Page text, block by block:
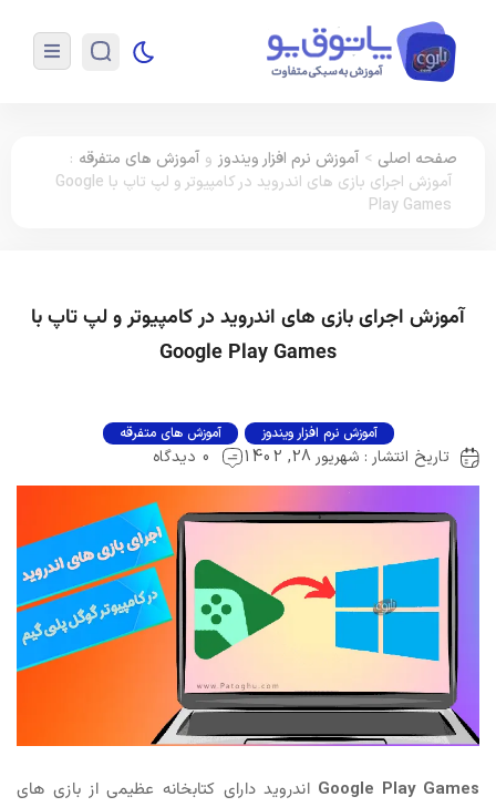
صفحه اصلی > آموزش نرم افزار ویندوز و آموزش های متفرقه :
آموزش اجرای بازی های اندروید در کامپیوتر و لپ تاپ با Google
Play Games
آموزش اجرای بازی های اندروید در کامپیوتر و لپ تاپ با
Google Play Games
آموزش نرم افزار ویندوز آموزش های متفرقه
تاریخ انتشار : شهریور 28, 1402 0 دیدگاه
Google Play Games اندروید دارای کتابخانه عظیمی از بازی های